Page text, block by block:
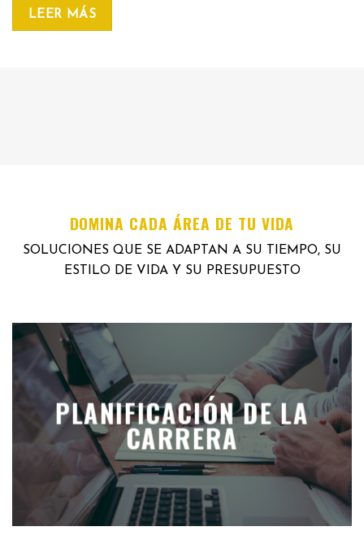
LEER MÁS
DOMINA CADA ÁREA DE TU VIDA
SOLUCIONES QUE SE ADAPTAN A SU TIEMPO, SU
ESTILO DE VIDA Y SU PRESUPUESTO
PLANIFICACIÓN DE LA
CARRERA